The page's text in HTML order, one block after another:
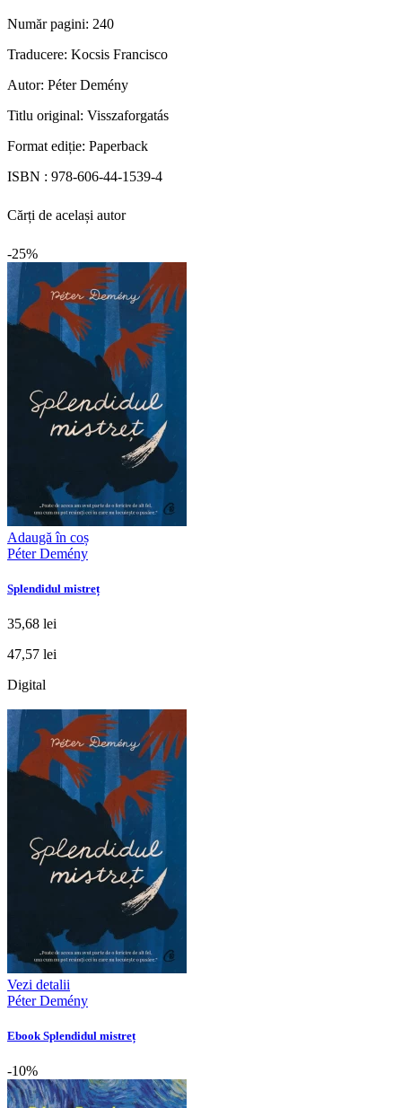
Număr pagini: 240
Traducere: Kocsis Francisco
Autor: Péter Demény
Titlu original: Visszaforgatás
Format ediție: Paperback
ISBN : 978-606-44-1539-4
Cărți de același autor
-25%
Adaugă în coș
Péter Demény
Splendidul mistreț
35,68 lei
47,57 lei
Digital
Vezi detalii
Péter Demény
Ebook Splendidul mistreț
-10%